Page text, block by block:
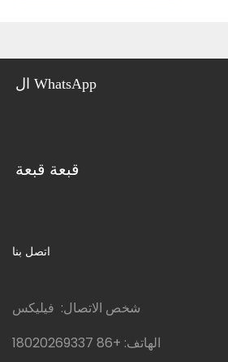
ال WhatsApp
قبعة قبعة
اتصل بنا
شخص الاتصال: فيليكس
الهاتف: +86 18020269337